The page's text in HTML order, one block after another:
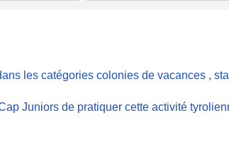
les catégories colonies de vacances ,
Juniors de pratiquer cette activité